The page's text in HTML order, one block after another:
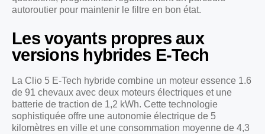
autoroutier pour maintenir le filtre en bon état.
Les voyants propres aux
versions hybrides E-Tech
La Clio 5 E-Tech hybride combine un moteur essence 1.6
de 91 chevaux avec deux moteurs électriques et une
batterie de traction de 1,2 kWh. Cette technologie
sophistiquée offre une autonomie électrique de 5
kilomètres en ville et une consommation moyenne de 4,3